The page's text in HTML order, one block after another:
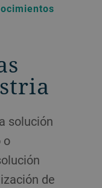
solución
o
de